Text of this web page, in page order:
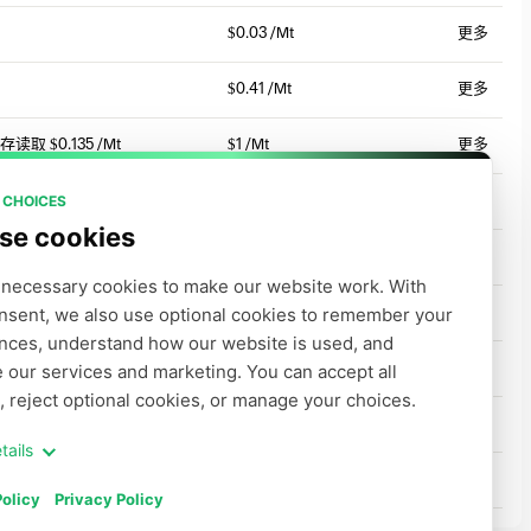
cookies
cookies to make our website work. With
we also use optional cookies to remember your
understand how our website is used, and
our services and marketing. You can accept all
reject optional cookies, or manage your choices.
Privacy Policy
$0.03 /Mt 更多
$0.41 /Mt 更多
存读取 $0.135 /Mt $1 /Mt 更多
存读取 $0.135 /Mt
读取 $0.35 /Mt $2.5 /Mt
$0.8 /Mt